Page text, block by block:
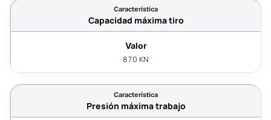
Capacidad máxima tiro
870 KN
Presión máxima trabajo